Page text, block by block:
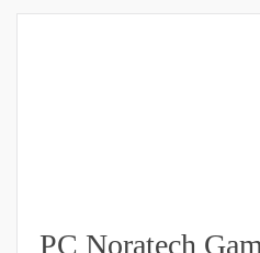
PC Noratech